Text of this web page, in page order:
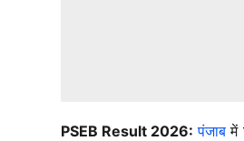
PSEB Result 2026: पंजाब में